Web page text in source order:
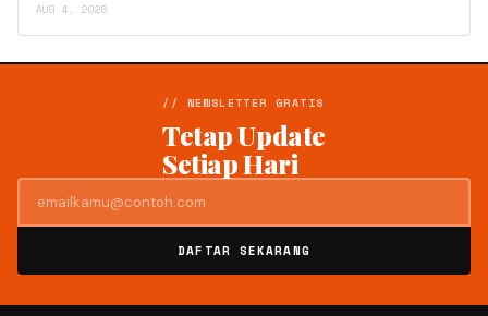
AUG 4, 2026
// NEWSLETTER GRATIS
Tetap Update
Setiap Hari
DAFTAR SEKARANG